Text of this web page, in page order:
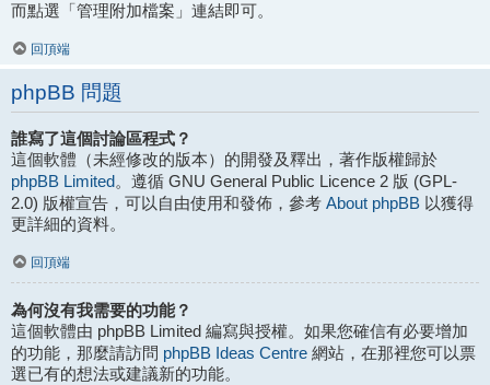
而點選「管理附加檔案」連結即可。
回頂端
phpBB 問題
誰寫了這個討論區程式？
這個軟體（未經修改的版本）的開發及釋出，著作版權歸於
phpBB Limited。遵循 GNU General Public Licence 2 版 (GPL-
2.0) 版權宣告，可以自由使用和發佈，參考 About phpBB 以獲得
更詳細的資料。
回頂端
為何沒有我需要的功能？
這個軟體由 phpBB Limited 編寫與授權。如果您確信有必要增加
的功能，那麼請訪問 phpBB Ideas Centre 網站，在那裡您可以票
選已有的想法或建議新的功能。